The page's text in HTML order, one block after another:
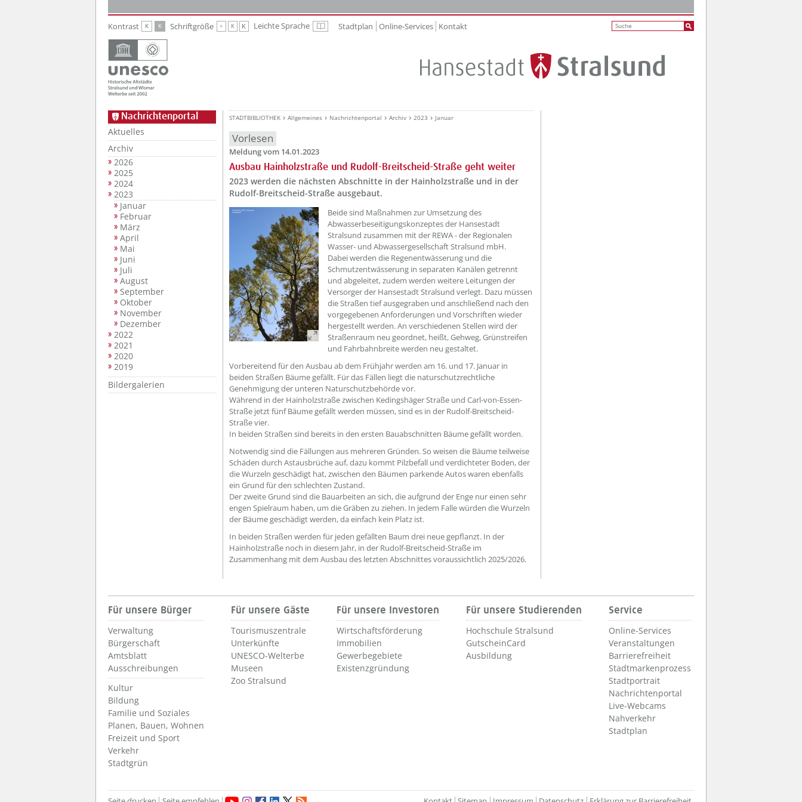
Kontrast K K Schriftgröße K K K Leichte Sprache Leichte Sprache
Stadtplan Online-Services Kontakt
Nachrichtenportal
Aktuelles
Archiv
2026
2025
2024
2023
Januar
Februar
März
April
Mai
Juni
Juli
August
September
Oktober
November
Dezember
2022
2021
2020
2019
Bildergalerien
STADTBIBLIOTHEK Allgemeines Nachrichtenportal Archiv 2023 Januar
Vorlesen
Meldung vom 14.01.2023
Ausbau Hainholzstraße und Rudolf-Breitscheid-Straße geht weiter
2023 werden die nächsten Abschnitte in der Hainholzstraße und in der
Rudolf-Breitscheid-Straße ausgebaut.
??? absaetzeOben[1]/titel ???
Beide sind Maßnahmen zur Umsetzung des
Abwasserbeseitigungskonzeptes der Hansestadt
Stralsund zusammen mit der REWA - der Regionalen
Wasser- und Abwassergesellschaft Stralsund mbH.
Dabei werden die Regenentwässerung und die
Schmutzentwässerung in separaten Kanälen getrennt
und abgeleitet, zudem werden weitere Leitungen der
Versorger der Hansestadt Stralsund verlegt. Dazu müssen
die Straßen tief ausgegraben und anschließend nach den
vorgegebenen Anforderungen und Vorschriften wieder
hergestellt werden. An verschiedenen Stellen wird der
Straßenraum neu geordnet, heißt, Gehweg, Grünstreifen
und Fahrbahnbreite werden neu gestaltet.
Vorbereitend für den Ausbau ab dem Frühjahr werden am 16. und 17. Januar in
beiden Straßen Bäume gefällt. Für das Fällen liegt die naturschutzrechtliche
Genehmigung der unteren Naturschutzbehörde vor.
Während in der Hainholzstraße zwischen Kedingshäger Straße und Carl-von-Essen-
Straße jetzt fünf Bäume gefällt werden müssen, sind es in der Rudolf-Breitscheid-
Straße vier.
In beiden Straßen sind bereits in den ersten Bauabschnitten Bäume gefällt worden.
Notwendig sind die Fällungen aus mehreren Gründen. So weisen die Bäume teilweise
Schäden durch Astausbrüche auf, dazu kommt Pilzbefall und verdichteter Boden, der
die Wurzeln geschädigt hat, zwischen den Bäumen parkende Autos waren ebenfalls
ein Grund für den schlechten Zustand.
Der zweite Grund sind die Bauarbeiten an sich, die aufgrund der Enge nur einen sehr
engen Spielraum haben, um die Gräben zu ziehen. In jedem Falle würden die Wurzeln
der Bäume geschädigt werden, da einfach kein Platz ist.
In beiden Straßen werden für jeden gefällten Baum drei neue gepflanzt. In der
Hainholzstraße noch in diesem Jahr, in der Rudolf-Breitscheid-Straße im
Zusammenhang mit dem Ausbau des letzten Abschnittes voraussichtlich 2025/2026.
Für unsere Bürger
Verwaltung
Bürgerschaft
Amtsblatt
Ausschreibungen
Kultur
Bildung
Familie und Soziales
Planen, Bauen, Wohnen
Freizeit und Sport
Verkehr
Stadtgrün
Für unsere Gäste
Tourismuszentrale
Unterkünfte
UNESCO-Welterbe
Museen
Zoo Stralsund
Für unsere Investoren
Wirtschaftsförderung
Immobilien
Gewerbegebiete
Existenzgründung
Für unsere Studierenden
Hochschule Stralsund
GutscheinCard
Ausbildung
Service
Online-Services
Veranstaltungen
Barrierefreiheit
Stadtmarkenprozess
Stadtportrait
Nachrichtenportal
Live-Webcams
Nahverkehr
Stadtplan